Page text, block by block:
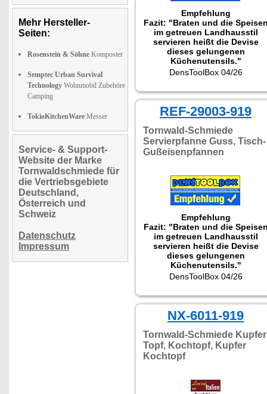
Mehr Hersteller-
Seiten:
Rosenstein & Söhne Komposter
Semptec Urban Survival
Technology Wohnmobil Zubehöre
Camping
TokioKitchenWare Messer
Service- & Support-
Website der Marke
Tornwaldschmiede für
die Vertriebsgebiete
Deutschland,
Österreich und
Schweiz
Datenschutz
Impressum
Empfehlung
Fazit: "Braten und die
im getreuen Landhausstil
servieren heißt die Devise
dieses gelungenen
Küchenutensils."
Getestet wurde NC-2900.
DensToolBox 04/26
REF-29003-919
Tornwald-Schmiede
Servierpfanne Guss, Tisch-
Gußeisenpfannen
Empfehlung
Fazit: "Braten und die
im getreuen Landhausstil
servieren heißt die Devise
dieses gelungenen
Küchenutensils."
DensToolBox 04/26
NX-6011-919
Tornwald-Schmiede Kupfer
Topf, Kochtopf, Kupfer
Kochtopf